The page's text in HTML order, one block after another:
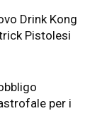
Drink Kong
Pistolesi
per i